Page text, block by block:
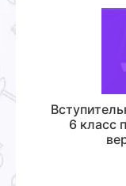
6 класс